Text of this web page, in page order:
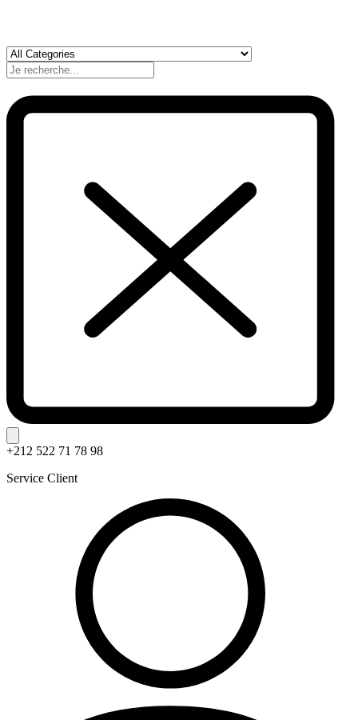
+212 522 71 78 98
Service Client